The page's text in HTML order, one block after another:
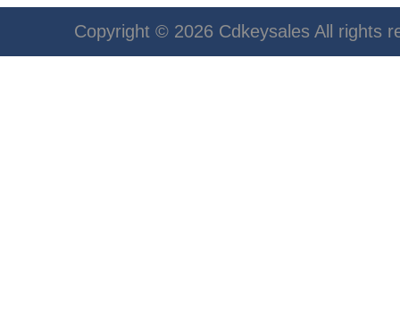
Copyright © 2026 Cdkeysales All rights